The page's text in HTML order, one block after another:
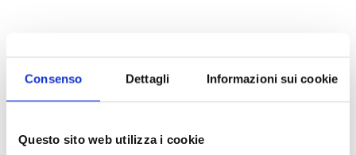
Consenso Dettagli Informazioni sui cookie
Questo sito web utilizza i cookie